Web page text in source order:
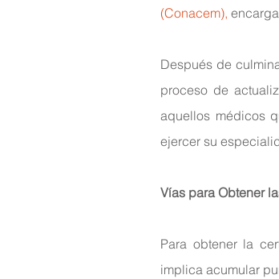
(Conacem),
Después de
proceso de
aquellos médicos
ejercer su
Vías para Obtener
Para obtener la
implica acumular